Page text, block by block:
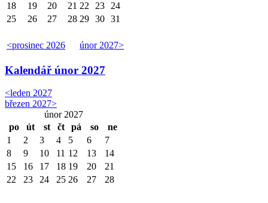
<prosinec 2026 únor 2027>
18
19 20 21 22 23
24
25
26 27 28 29 30 31
Kalendář únor 2027
<leden 2027
březen 2027>
únor 2027
po
út st čt pá so ne
1 2 3 4 5 6
7
8
9 10 11 12 13
14
15
16 17 18 19 20
21
22
23 24 25 26 27 28